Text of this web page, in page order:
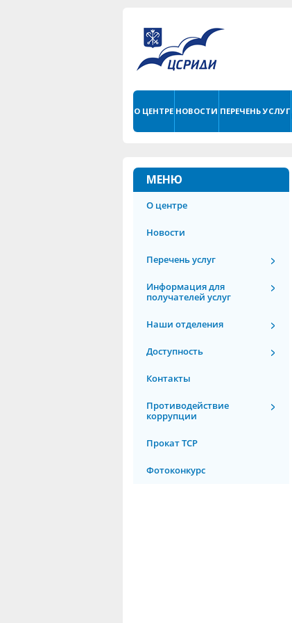
О ЦЕНТРЕ НОВОСТИ ПЕРЕЧЕНЬ УСЛУГ
МЕНЮ
О центре
Новости
Перечень услуг
Информация для
получателей услуг
Наши отделения
Доступность
Контакты
Противодействие
коррупции
Прокат ТСР
Фотоконкурс